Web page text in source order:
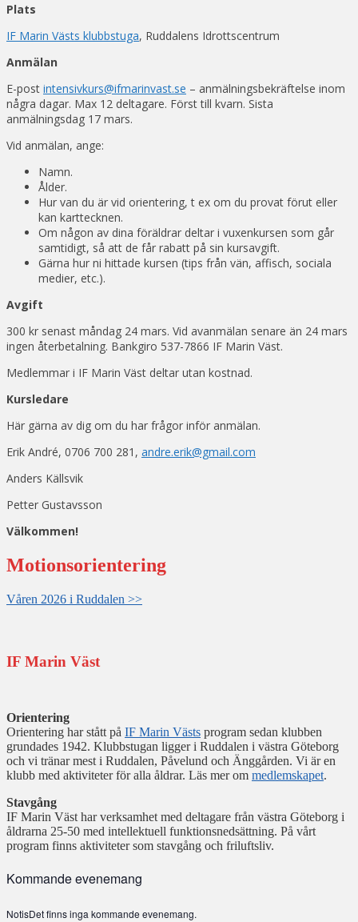
Plats
IF Marin Västs klubbstuga, Ruddalens Idrottscentrum
Anmälan
E-post intensivkurs@ifmarinvast.se – anmälningsbekräftelse inom
några dagar. Max 12 deltagare. Först till kvarn. Sista
anmälningsdag 17 mars.
Vid anmälan, ange:
Namn.
Ålder.
Hur van du är vid orientering, t ex om du provat förut eller
kan karttecknen.
Om någon av dina föräldrar deltar i vuxenkursen som går
samtidigt, så att de får rabatt på sin kursavgift.
Gärna hur ni hittade kursen (tips från vän, affisch, sociala
medier, etc.).
Avgift
300 kr senast måndag 24 mars. Vid avanmälan senare än 24 mars
ingen återbetalning. Bankgiro 537-7866 IF Marin Väst.
Medlemmar i IF Marin Väst deltar utan kostnad.
Kursledare
Här gärna av dig om du har frågor inför anmälan.
Erik André, 0706 700 281, andre.erik@gmail.com
Anders Källsvik
Petter Gustavsson
Välkommen!
Motionsorientering
Våren 2026 i Ruddalen >>
IF Marin Väst
Orientering
Orientering har stått på IF Marin Västs program sedan klubben
grundades 1942. Klubbstugan ligger i Ruddalen i västra Göteborg
och vi tränar mest i Ruddalen, Påvelund och Änggården. Vi är en
klubb med aktiviteter för alla åldrar. Läs mer om medlemskapet.
Stavgång
IF Marin Väst har verksamhet med deltagare från västra Göteborg i
åldrarna 25-50 med intellektuell funktionsnedsättning. På vårt
program finns aktiviteter som stavgång och friluftsliv.
Kommande evenemang
NotisDet finns inga kommande evenemang.